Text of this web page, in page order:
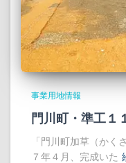
事業用地情報
門川町・準工
「門川町加草（
７年４月、完成いた